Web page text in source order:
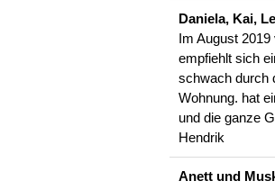
Daniela, Kai,
Im August
empfiehlt sich
schwach durch
Wohnung. hat
und die ganze
Hendrik
Anett und